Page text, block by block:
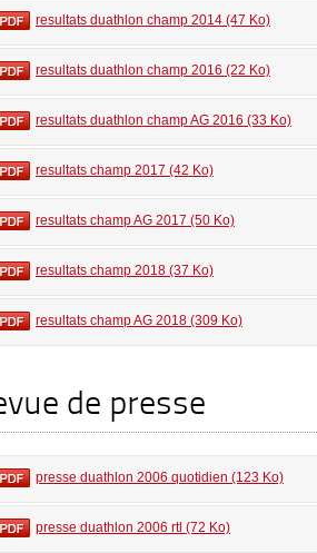
resultats duathlon champ 2014 (47 Ko)
resultats duathlon champ 2016 (22 Ko)
resultats duathlon champ AG 2016 (33 Ko)
resultats champ 2017 (42 Ko)
resultats champ AG 2017 (50 Ko)
resultats champ 2018 (37 Ko)
resultats champ AG 2018 (309 Ko)
de presse
presse duathlon 2006 quotidien (123 Ko)
presse duathlon 2006 rtl (72 Ko)